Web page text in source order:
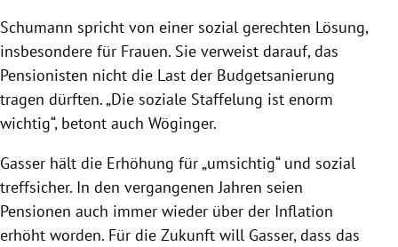
Schumann spricht von einer sozial gerechten Lösung,
insbesondere für Frauen. Sie verweist darauf, das
Pensionisten nicht die Last der Budgetsanierung
tragen dürften. „Die soziale Staffelung ist enorm
wichtig“, betont auch Wöginger.
Gasser hält die Erhöhung für „umsichtig“ und sozial
treffsicher. In den vergangenen Jahren seien
Pensionen auch immer wieder über der Inflation
erhöht worden. Für die Zukunft will Gasser, dass das